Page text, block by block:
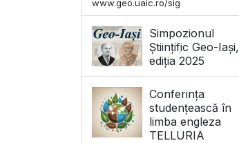
www.geo.uaic.ro/sig
Simpozionul
Științific Geo-Iași,
ediția 2025
Conferința
studențească în
limba engleza
TELLURIA